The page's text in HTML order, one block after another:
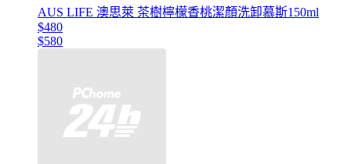
AUS LIFE 澳思萊 茶樹檸檬香桃潔顏洗卸慕斯150ml
$480
$580